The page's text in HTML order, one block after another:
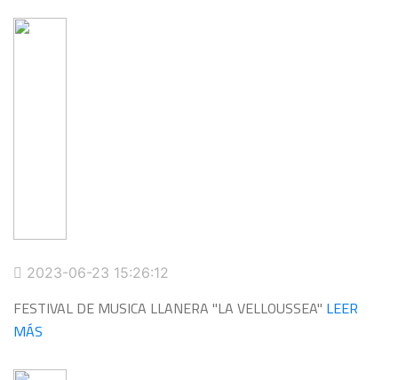
2023-06-23 15:26:12
FESTIVAL DE MUSICA LLANERA "LA VELLOUSSEA" LEER
MÁS